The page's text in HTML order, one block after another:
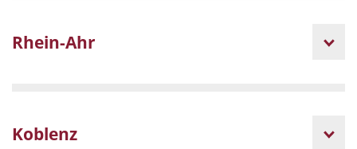
Rhein-Ahr
Koblenz